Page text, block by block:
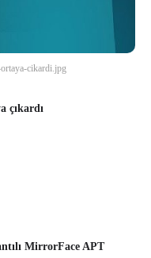
cikardi.jpg
çıkardı
MirrorFace APT